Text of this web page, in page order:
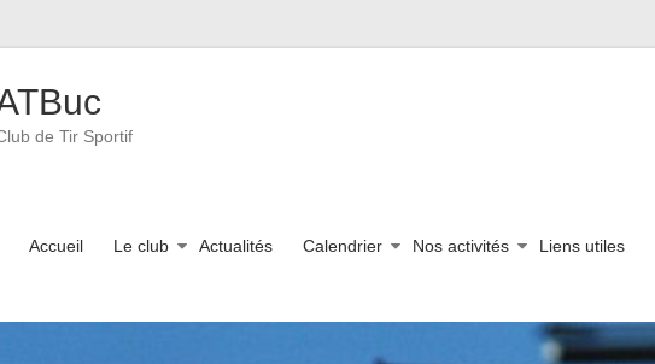
de Tir Sportif
Accueil Le club Actualités Calendrier Nos activités Liens utiles